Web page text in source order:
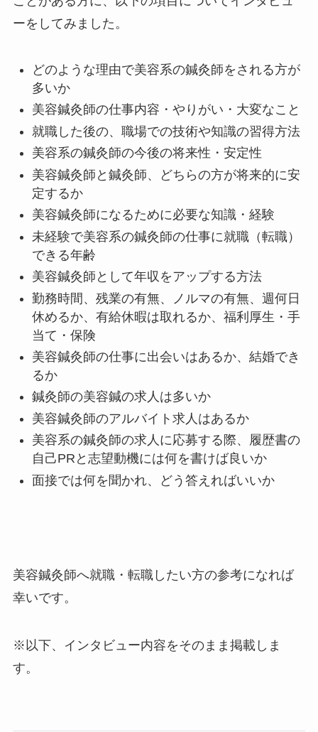
ーをしてみました。
どのような理由で美容系の鍼灸師をされる方が
多いか
美容鍼灸師の仕事内容・やりがい・大変なこと
就職した後の、職場での技術や知識の習得方法
美容系の鍼灸師の今後の将来性・安定性
美容鍼灸師と鍼灸師、どちらの方が将来的に安
定するか
美容鍼灸師になるために必要な知識・経験
未経験で美容系の鍼灸師の仕事に就職（転職）
できる年齢
美容鍼灸師として年収をアップする方法
勤務時間、残業の有無、ノルマの有無、週何日
休めるか、有給休暇は取れるか、福利厚生・手
当て・保険
美容鍼灸師の仕事に出会いはあるか、結婚でき
るか
鍼灸師の美容鍼の求人は多いか
美容鍼灸師のアルバイト求人はあるか
美容系の鍼灸師の求人に応募する際、履歴書の
自己PRと志望動機には何を書けば良いか
面接では何を聞かれ、どう答えればいいか
美容鍼灸師へ就職・転職したい方の参考になれば
幸いです。
※以下、インタビュー内容をそのまま掲載しま
す。